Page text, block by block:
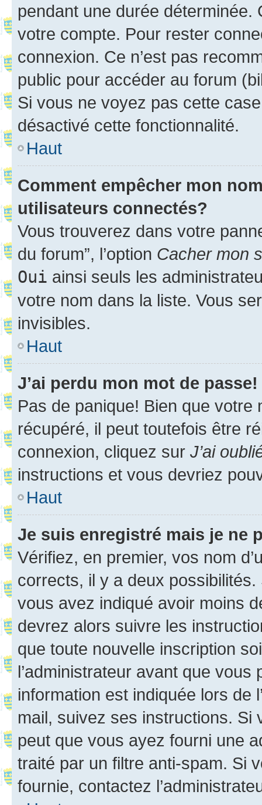
pendant une durée déterminée.
votre compte. Pour rester
connexion. Ce n’est pas
public pour accéder au forum
Si vous ne voyez pas cette
désactivé cette fonctionnalité.
Haut
Comment empêcher mon
utilisateurs connectés?
Vous trouverez dans votre
du forum”, l’option Cacher mon
Oui ainsi seuls les
votre nom dans la liste. Vous
invisibles.
Haut
J’ai perdu mon mot de passe!
Pas de panique! Bien que
récupéré, il peut toutefois être
connexion, cliquez sur J’ai
instructions et vous devriez
Haut
Je suis enregistré mais je ne
Vérifiez, en premier, vos nom
corrects, il y a deux
vous avez indiqué avoir moins
devrez alors suivre les
que toute nouvelle inscription
l’administrateur avant que
information est indiquée lors de
mail, suivez ses instructions. Si
peut que vous ayez fourni une
traité par un filtre anti-spam. Si
fournie, contactez